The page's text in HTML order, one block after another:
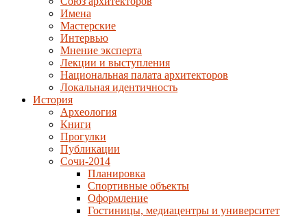
Имена
Мастерские
Интервью
Мнение эксперта
Лекции и выступления
Национальная палата архитекторов
Локальная идентичность
История
Археология
Книги
Прогулки
Публикации
Сочи-2014
Планировка
Спортивные объекты
Оформление
Гостиницы, медиацентры и университет